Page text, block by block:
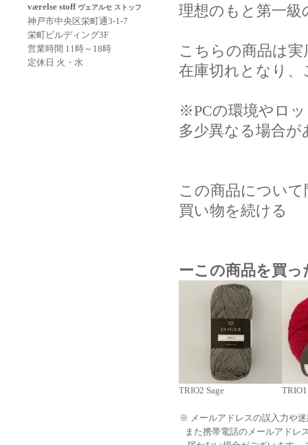
værelse stoff ヴェアルセ ストッフ
神戸市中央区栄町通3-1-7
栄町ビルディング3F
営業時間 11時～18時
定休日 火・水
理想のもと第一
こちらの商品は
在庫切れとなり
※PCの環境やロ
多少異なる場合が
この商品につい
買い物を続ける
ーこの商品を買
TRIO2 Sage
※ メールアドレスの誤入力や
また携帯電話のメールアドレ